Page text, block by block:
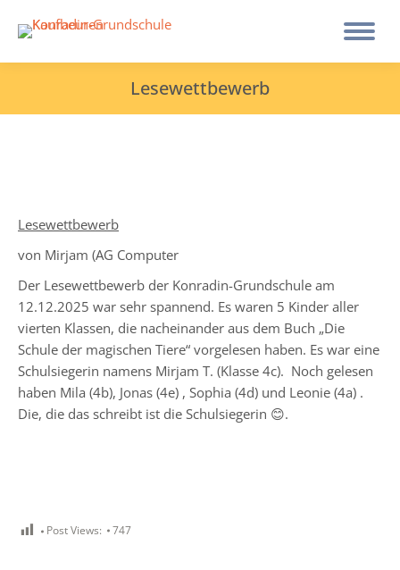
Lesewettbewerb
Lesewettbewerb
von Mirjam (AG Computer
Der Lesewettbewerb der Konradin-Grundschule am
12.12.2025 war sehr spannend. Es waren 5 Kinder aller
vierten Klassen, die nacheinander aus dem Buch „Die
Schule der magischen Tiere“ vorgelesen haben. Es war eine
Schulsiegerin namens Mirjam T. (Klasse 4c). Noch gelesen
haben Mila (4b), Jonas (4e) , Sophia (4d) und Leonie (4a) .
Die, die das schreibt ist die Schulsiegerin 😊.
Post Views: 747